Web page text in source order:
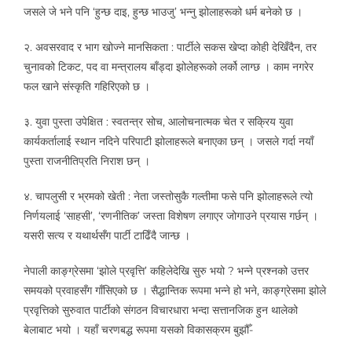
जसले जे भने पनि ‘हुन्छ दाइ, हुन्छ भाउजु’ भन्नु झोलाहरूको धर्म बनेको छ ।
२. अवसरवाद र भाग खोज्ने मानसिकता : पार्टीले सकस खेप्दा कोही देखिँदैन, तर
चुनावको टिकट, पद वा मन्त्रालय बाँड्दा झोलेहरूको लर्को लाग्छ । काम नगरेर
फल खाने संस्कृति गहिरिएको छ ।
३. युवा पुस्ता उपेक्षित : स्वतन्त्र सोच, आलोचनात्मक चेत र सक्रिय युवा
कार्यकर्तालाई स्थान नदिने परिपाटी झोलाहरूले बनाएका छन् । जसले गर्दा नयाँ
पुस्ता राजनीतिप्रति निराश छन् ।
४. चापलुसी र भ्रमको खेती : नेता जस्तोसुकै गल्तीमा फसे पनि झोलाहरूले त्यो
निर्णयलाई ‘साहसी’, ‘रणनीतिक’ जस्ता विशेषण लगाएर जोगाउने प्रयास गर्छन् ।
यसरी सत्य र यथार्थसँग पार्टी टाढिँदै जान्छ ।
नेपाली काङ्ग्रेसमा ‘झोले प्रवृत्ति’ कहिलेदेखि सुरु भयो ? भन्ने प्रश्नको उत्तर
समयको प्रवाहसँग गाँसिएको छ । सैद्धान्तिक रूपमा भन्ने हो भने, काङ्ग्रेसमा झोले
प्रवृत्तिको सुरुवात पार्टीको संगठन विचारधारा भन्दा सत्तानजिक हुन थालेको
बेलाबाट भयो । यहाँ चरणबद्ध रूपमा यसको विकासक्रम बुझौँ-